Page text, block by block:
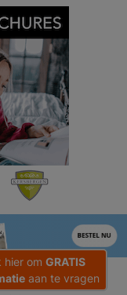
hier om GRATIS
aan te vragen